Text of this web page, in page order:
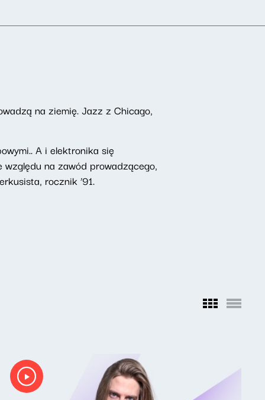
na ziemię. Jazz z Chicago,
A i elektronika się
na zawód prowadzącego,
rocznik ’91.